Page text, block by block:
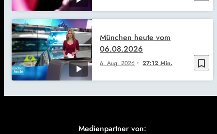
bookmark_border
6. Aug. 2026 27:12 Min.
München heute vom
06.08.2026
Medienpartner von: